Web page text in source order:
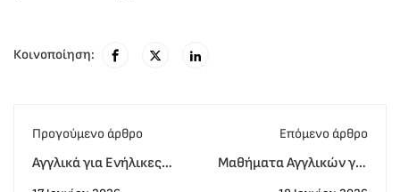
Κοινοποίηση:
Προγούμενο άρθρο
Αγγλικά για Ενήλικες
Eπόμενο άρθρο
Μαθήματα Αγγλικών για